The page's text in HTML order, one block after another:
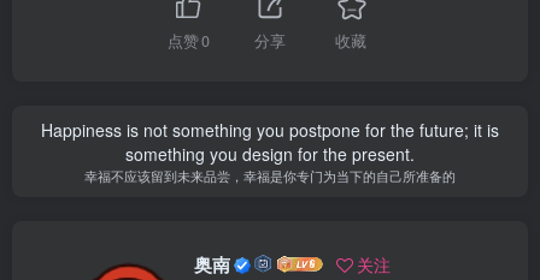
点赞0 分享 收藏
Happiness is not something you postpone for the future; it is
something you design for the present.
幸福不应该留到未来品尝，幸福是你专门为当下的自己所准备的
奥南 关注